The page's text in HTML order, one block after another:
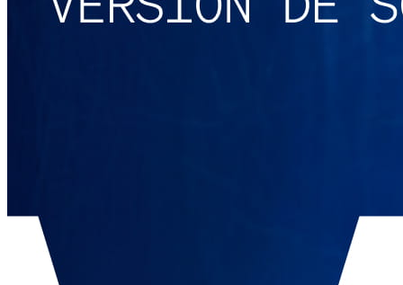
Todos los tipos de actividad